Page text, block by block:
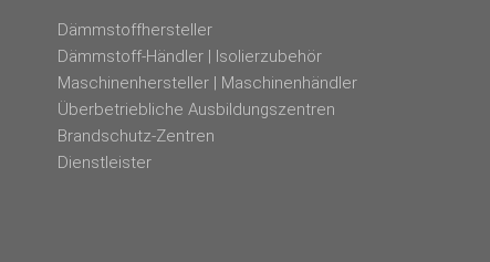
Dämmstoffhersteller
Dämmstoff-Händler | Isolierzubehör
Maschinenhersteller | Maschinenhändler
Überbetriebliche Ausbildungszentren
Brandschutz-Zentren
Dienstleister